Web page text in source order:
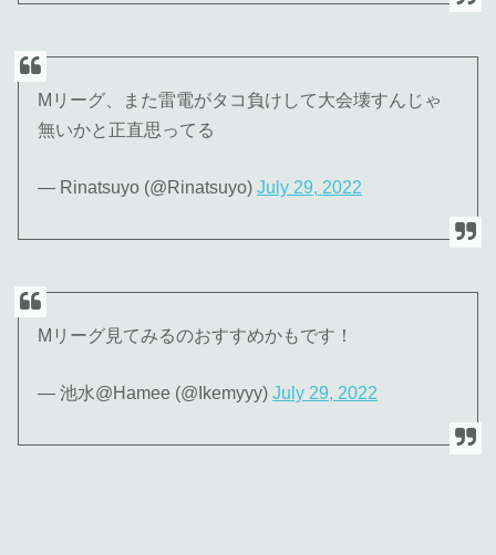
Mリーグ、また雷電がタコ負けして大会壊すんじゃ
無いかと正直思ってる
— Rinatsuyo (@Rinatsuyo)July 29, 2022
Mリーグ見てみるのおすすめかもです！
— 池水@Hamee (@Ikemyyy)July 29, 2022